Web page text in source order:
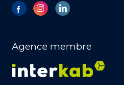
Agence membre